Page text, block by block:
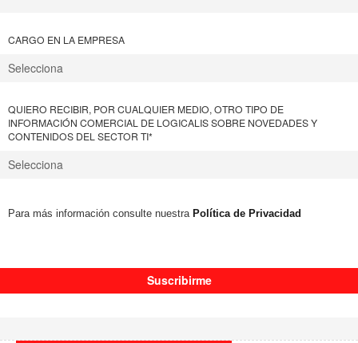
CARGO EN LA EMPRESA
QUIERO RECIBIR, POR CUALQUIER MEDIO, OTRO TIPO DE
INFORMACIÓN COMERCIAL DE LOGICALIS SOBRE NOVEDADES Y
CONTENIDOS DEL SECTOR TI*
Para más información consulte nuestraPolítica de Privacidad